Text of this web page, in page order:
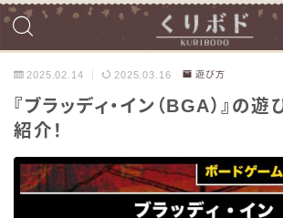
2025.02.14 2025.03.16 遊び方
『ブラッディ・イン（BGA）』の
紹介！